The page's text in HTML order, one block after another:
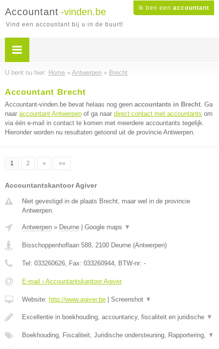
Ik ben een accountant
Accountant -vinden.be
Vind een accountant bij u in de buurt!
U bent nu hier: Home » Antwerpen » Brecht
Accountant Brecht
Accountant-vinden.be bevat helaas nog geen accountants in Brecht. Ga
naar accountant Antwerpen of ga naar direct contact met accountants om
via één e-mail in contact te komen met meerdere accountants tegelijk.
Hieronder worden nu resultaten getoond uit de provincie Antwerpen.
1 2 » »»
Accountantskantoor Agiver
Niet gevestigd in de plaats Brecht, maar wel in de provincie
Antwerpen.
Antwerpen » Deurne Google maps ▼
Bisschoppenhoflaan 588, 2100 Deurne (Antwerpen)
Tel: 033260626, Fax: 033260944, BTW-nr: -
E-mail › Accountantskantoor Agiver
Website: http://www.agiver.be Screenshot ▼
Excellentie in boekhouding, accountancy, fiscaliteit en juridische ▼
Boekhouding, Fiscaliteit, Juridische ondersteuning, Rapportering, ▼